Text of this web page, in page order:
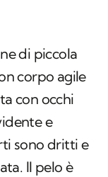
di piccola
corpo agile
con occhi
e
sono dritti e
Il pelo è